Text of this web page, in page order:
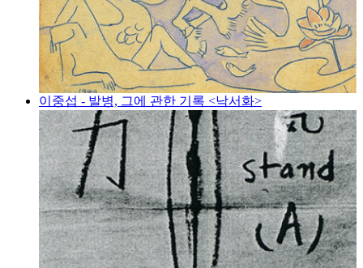
이중섭 - 발병, 그에 관한 기록 <낙서화>